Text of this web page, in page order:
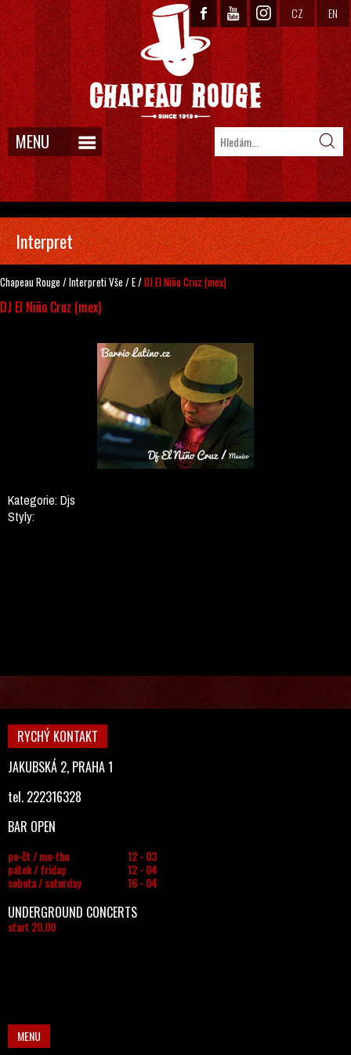
CZ EN
MENU
Interpret
Chapeau Rouge /InterpretiVše /E/DJ El Niño Cruz (mex)
DJ El Niño Cruz (mex)
Kategorie:Djs
Styly:
RYCHÝ KONTAKT
JAKUBSKÁ 2, PRAHA 1
tel. 222316328
BAR OPEN
po-čt / mo-thu
12 - 03
pátek / friday
12 - 04
sobota / saturday
16 - 04
UNDERGROUND CONCERTS
start 20.00
MENU